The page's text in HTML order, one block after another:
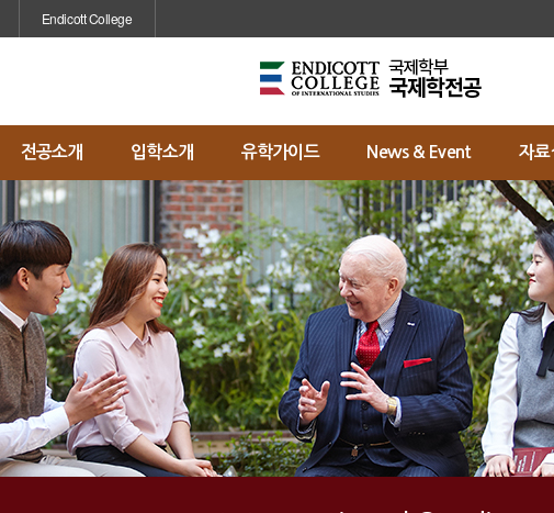
Endicott College
전공소개 입학소개 유학가이드 News & Event 자료